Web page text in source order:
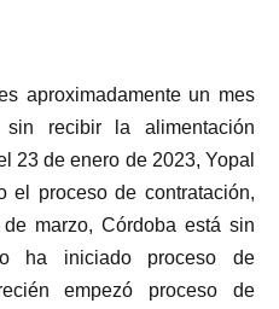
aproximadamente un mes
recibir la alimentación
23 de enero de 2023, Yopal
el proceso de contratación,
marzo, Córdoba está sin
ha iniciado proceso de
empezó proceso de